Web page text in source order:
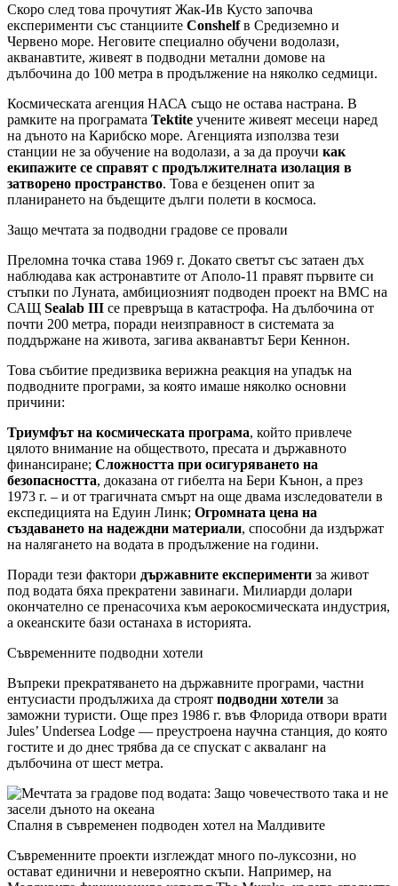
Скоро след това прочутият Жак-Ив Кусто започва
експерименти със станциите Conshelfв Средиземно и
Червено море. Неговите специално обучени водолази,
акванавтите, живеят в подводни метални домове на
дълбочина до 100 метра в продължение на няколко седмици.
Космическата агенция НАСА също не остава настрана. В
рамките на програмата Tektite учените живеят месеци наред
на дъното на Карибско море. Агенцията използва тези
станции не за обучение на водолази, а за да проучи как
екипажите се справят с продължителната изолация в
затворено пространство. Това е безценен опит за
планирането на бъдещите дълги полети в космоса.
Защо мечтата за подводни градове се провали
Преломна точка става 1969 г. Докато светът със затаен дъх
наблюдава как астронавтите от Аполо-11 правят първите си
стъпки по Луната, амбициозният подводен проект на ВМС на
САЩ Sealab III се превръща в катастрофа. На дълбочина от
почти 200 метра, поради неизправност в системата за
поддържане на живота, загива акванавтът Бери Кеннон.
Това събитие предизвика верижна реакция на упадък на
подводните програми, за която имаше няколко основни
причини:
Триумфът на космическата програма, който привлече
цялото внимание на обществото, пресата и държавното
финансиране; Сложността при осигуряването на
безопасността, доказана от гибелта на Бери Кънон, а през
1973 г. – и от трагичната смърт на още двама изследователи в
експедицията на Едуин Линк; Огромната цена на
създаването на надеждни материали, способни да издържат
на налягането на водата в продължение на години.
Поради тези фактори държавните експерименти за живот
под водата бяха прекратени завинаги. Милиарди долари
окончателно се пренасочиха към аерокосмическата индустрия,
а океанските бази останаха в историята.
Съвременните подводни хотели
Въпреки прекратяването на държавните програми, частни
ентусиасти продължиха да строят подводни хотели за
заможни туристи. Още през 1986 г. във Флорида отвори врати
Jules’ Undersea Lodge — преустроена научна станция, до която
гостите и до днес трябва да се спускат с акваланг на
дълбочина от шест метра.
Спалня в съвременен подводен хотел на Малдивите
Съвременните проекти изглеждат много по-луксозни, но
остават единични и невероятно скъпи. Например, на